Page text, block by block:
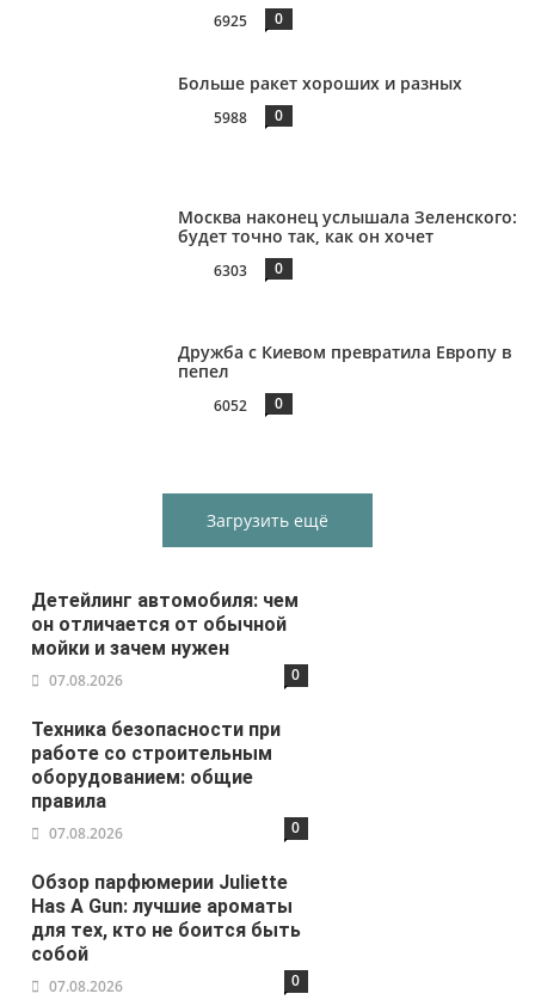
6925 0
Больше ракет хороших и разных
5988 0
Москва наконец услышала Зеленского:
будет точно так, как он хочет
6303 0
Дружба с Киевом превратила Европу в
пепел
6052 0
Загрузить ещё
Детейлинг автомобиля: чем
он отличается от обычной
мойки и зачем нужен
07.08.2026 0
Техника безопасности при
работе со строительным
оборудованием: общие
правила
07.08.2026 0
Обзор парфюмерии Juliette
Has A Gun: лучшие ароматы
для тех, кто не боится быть
собой
07.08.2026 0